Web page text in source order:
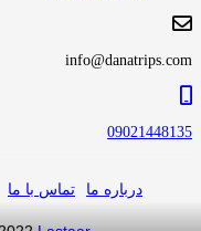
info@danatrips.com
09021448135
درباره ما تماس با ما